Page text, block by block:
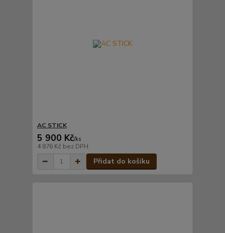
AC STICK
5 900 Kč/ks
4 876 Kč bez DPH
Přidat do košíku